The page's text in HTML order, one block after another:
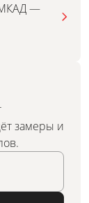
МКАД —
замеры и